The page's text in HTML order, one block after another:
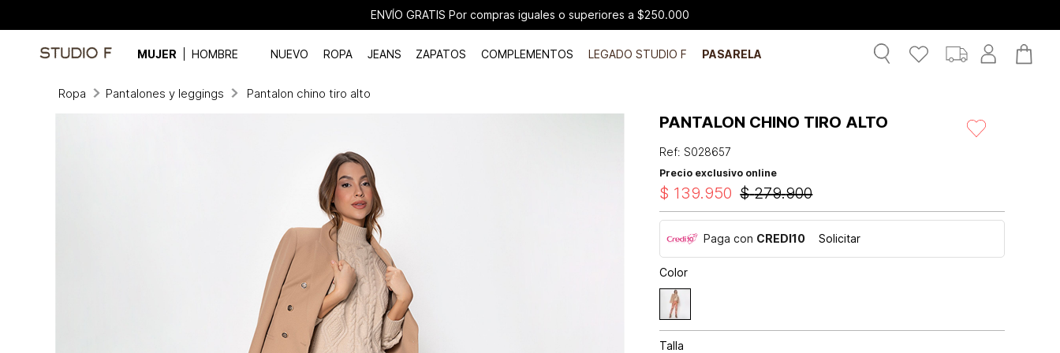
ENVÍO GRATIS Por compras iguales o superiores a $250.000
MUJER HOMBRE NUEVO ROPA JEANS ZAPATOS COMPLEMENTOS LEGADO STUDIO F PASARELA
Ropa Pantalones y leggings Pantalon chino tiro alto
PANTALON CHINO TIRO ALTO
Ref:S028657
Precio exclusivo online
$ 279.900
$ 139.950
Paga con CREDI10 Solicitar
Color
Talla